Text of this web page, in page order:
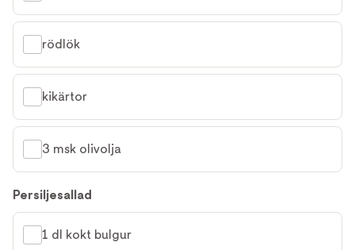
rödlök
kikärtor
3 msk olivolja
Persiljesallad
1 dl kokt bulgur